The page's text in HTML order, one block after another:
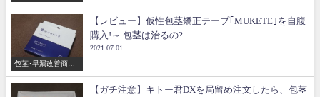
包茎･早漏改善商品
【レビュー】仮性包茎矯正テープ｢MUKETE｣を自腹
購入!～ 包茎は治るの?
2021.07.01
【ガチ注意】キトー君DXを局留め注文したら、包茎